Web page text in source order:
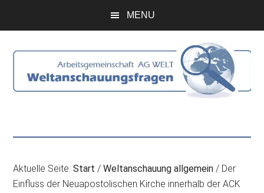
menu
MENU
Aktuelle Seite:Start / Weltanschauung allgemein / Der
Einfluss der Neuapostolischen Kirche innerhalb der ACK